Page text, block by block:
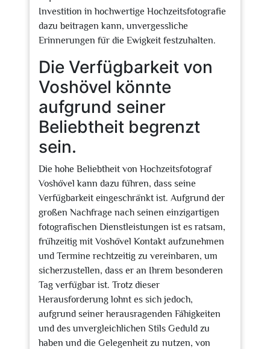
Investition in hochwertige Hochzeitsfotografie
dazu beitragen kann, unvergessliche
Erinnerungen für die Ewigkeit festzuhalten.
Die Verfügbarkeit von
Voshövel könnte
aufgrund seiner
Beliebtheit begrenzt
sein.
Die hohe Beliebtheit von Hochzeitsfotograf
Voshövel kann dazu führen, dass seine
Verfügbarkeit eingeschränkt ist. Aufgrund der
großen Nachfrage nach seinen einzigartigen
fotografischen Dienstleistungen ist es ratsam,
frühzeitig mit Voshövel Kontakt aufzunehmen
und Termine rechtzeitig zu vereinbaren, um
sicherzustellen, dass er an Ihrem besonderen
Tag verfügbar ist. Trotz dieser
Herausforderung lohnt es sich jedoch,
aufgrund seiner herausragenden Fähigkeiten
und des unvergleichlichen Stils Geduld zu
haben und die Gelegenheit zu nutzen, von